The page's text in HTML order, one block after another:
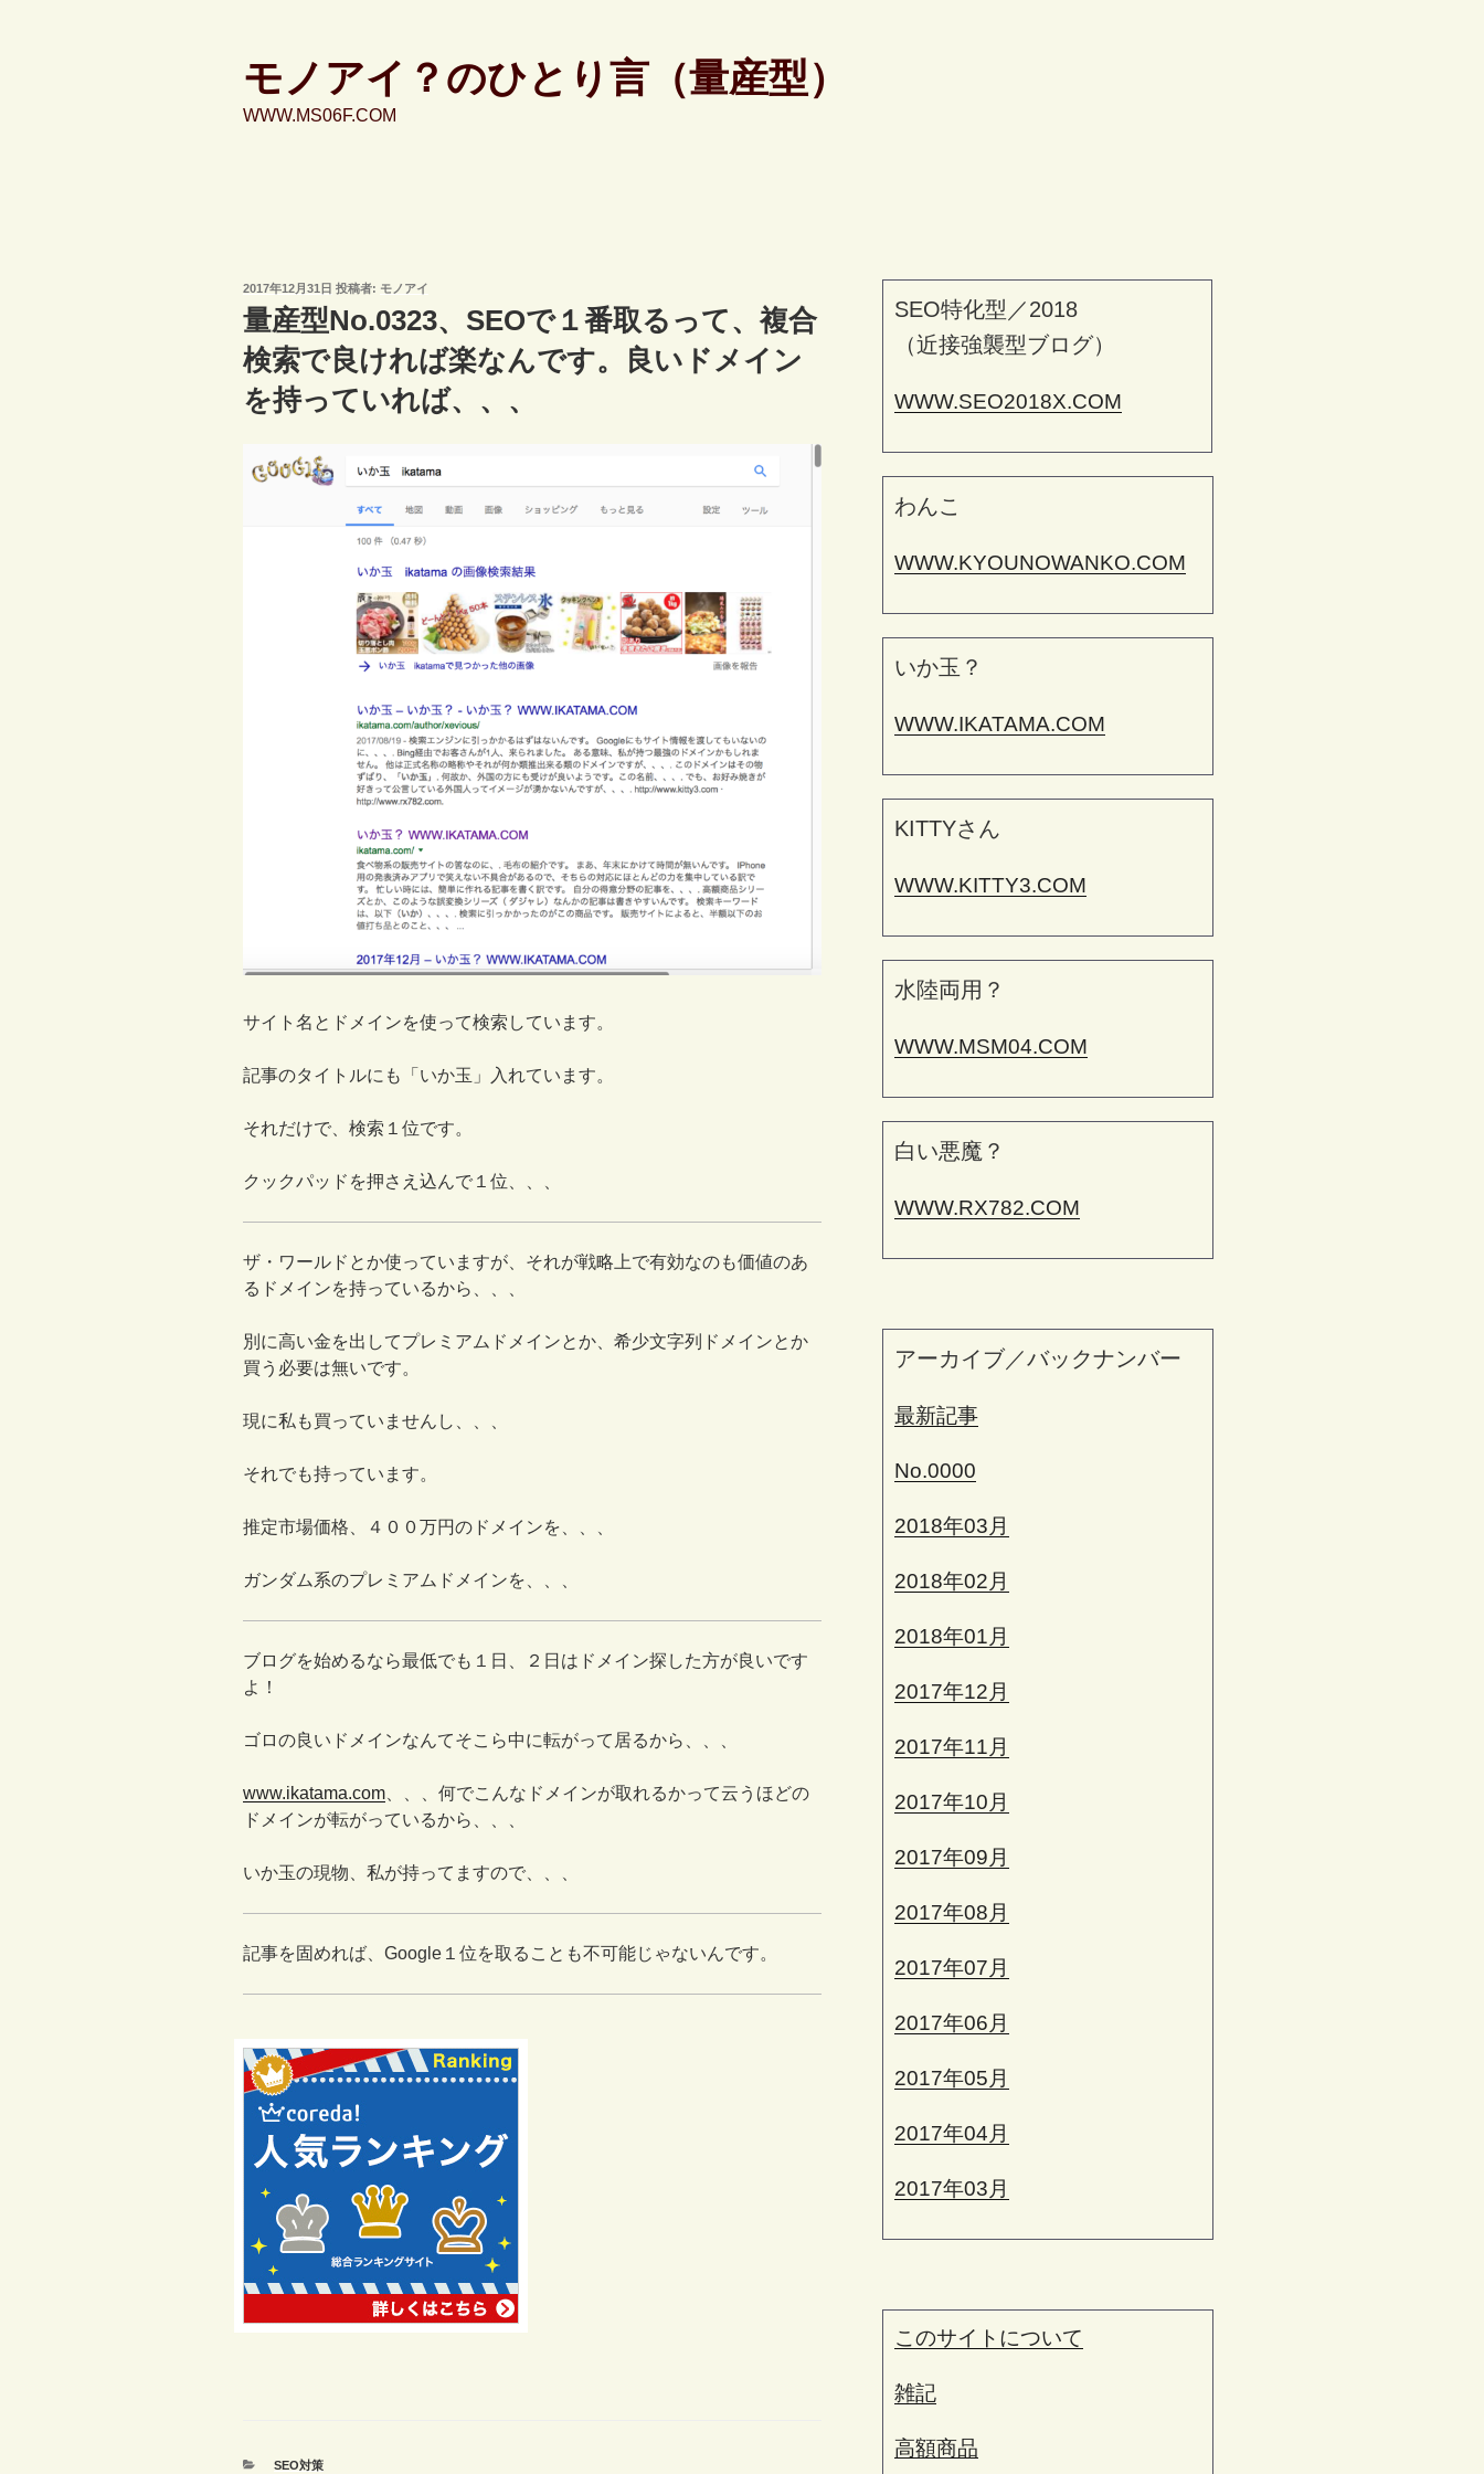
モノアイ？のひとり言（量産型）
WWW.MS06F.COM
投
稿
日:
2017年12月31日 投稿者: モノアイ
量産型No.0323、SEOで１番取るって、複合
検索で良ければ楽なんです。良いドメイン
を持っていれば、、、
サイト名とドメインを使って検索しています。
記事のタイトルにも「いか玉」入れています。
それだけで、検索１位です。
クックパッドを押さえ込んで１位、、、
ザ・ワールドとか使っていますが、それが戦略上で有効なのも価値のあ
るドメインを持っているから、、、
別に高い金を出してプレミアムドメインとか、希少文字列ドメインとか
買う必要は無いです。
現に私も買っていませんし、、、
それでも持っています。
推定市場価格、４００万円のドメインを、、、
ガンダム系のプレミアムドメインを、、、
ブログを始めるなら最低でも１日、２日はドメイン探した方が良いです
よ！
ゴロの良いドメインなんてそこら中に転がって居るから、、、
www.ikatama.com 、、、何でこんなドメインが取れるかって云うほどの
ドメインが転がっているから、、、
いか玉の現物、私が持ってますので、、、
記事を固めれば、Google１位を取ることも不可能じゃないんです。
カ
SEO対策
SEO特化型／2018
（近接強襲型ブログ）
WWW.SEO2018X.COM
わんこ
WWW.KYOUNOWANKO.COM
いか玉？
WWW.IKATAMA.COM
KITTYさん
WWW.KITTY3.COM
水陸両用？
WWW.MSM04.COM
白い悪魔？
WWW.RX782.COM
アーカイブ／バックナンバー
最新記事
No.0000
2018年03月
2018年02月
2018年01月
2017年12月
2017年11月
2017年10月
2017年09月
2017年08月
2017年07月
2017年06月
2017年05月
2017年04月
2017年03月
このサイトについて
雑記
高額商品